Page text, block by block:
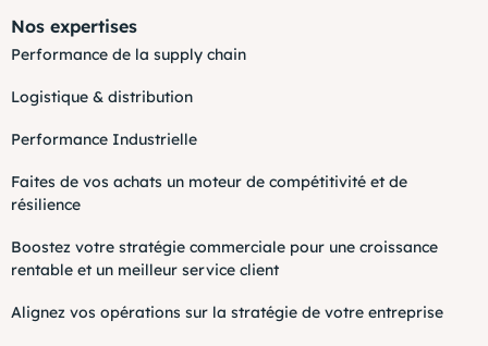
Nos expertises
Performance de la supply chain
Logistique & distribution
Performance Industrielle
Faites de vos achats un moteur de compétitivité et de
résilience
Boostez votre stratégie commerciale pour une croissance
rentable et un meilleur service client
Alignez vos opérations sur la stratégie de votre entreprise